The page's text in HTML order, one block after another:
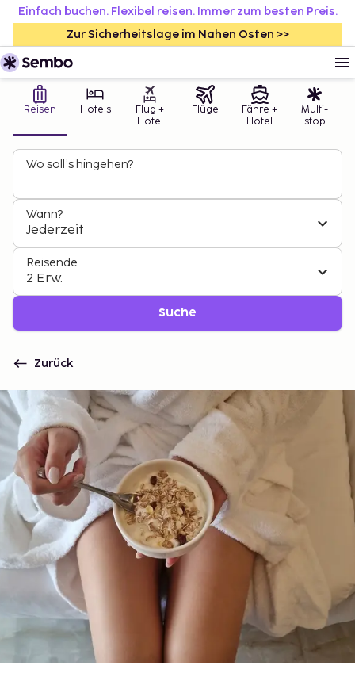
Einfach buchen. Flexibel reisen. Immer zum besten Preis.
Zur Sicherheitslage im Nahen Osten >>
Reisen Hotels
Flug +
Hotel
Flüge
Fähre +
Hotel
Multi-
stop
Wo soll’s hingehen?
Wann?
Jederzeit
Reisende
2 Erw.
Suche
Zurück